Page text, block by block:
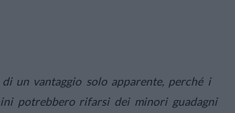
un vantaggio solo apparente, perché i
potrebbero rifarsi dei minori guadagni